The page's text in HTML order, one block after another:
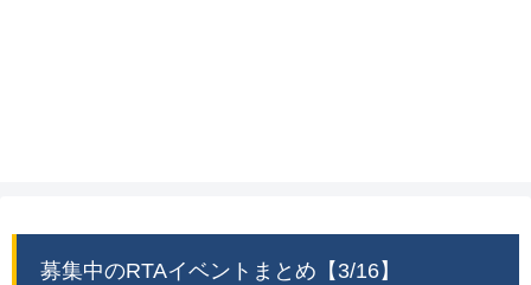
募集中のRTAイベントまとめ【3/16】